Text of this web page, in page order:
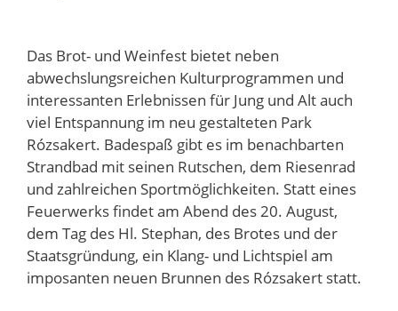
Das Brot- und Weinfest bietet neben
abwechslungsreichen Kulturprogrammen und
interessanten Erlebnissen für Jung und Alt auch
viel Entspannung im neu gestalteten Park
Rózsakert. Badespaß gibt es im benachbarten
Strandbad mit seinen Rutschen, dem Riesenrad
und zahlreichen Sportmöglichkeiten. Statt eines
Feuerwerks findet am Abend des 20. August,
dem Tag des Hl. Stephan, des Brotes und der
Staatsgründung, ein Klang- und Lichtspiel am
imposanten neuen Brunnen des Rózsakert statt.